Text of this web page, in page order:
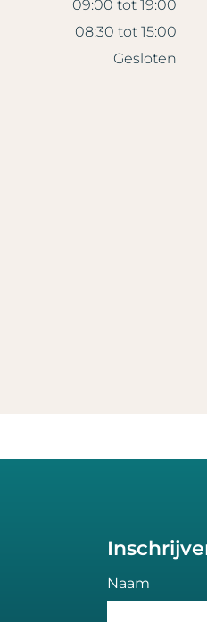
09:00 tot 19:00
08:30 tot 15:00
Gesloten
Naam